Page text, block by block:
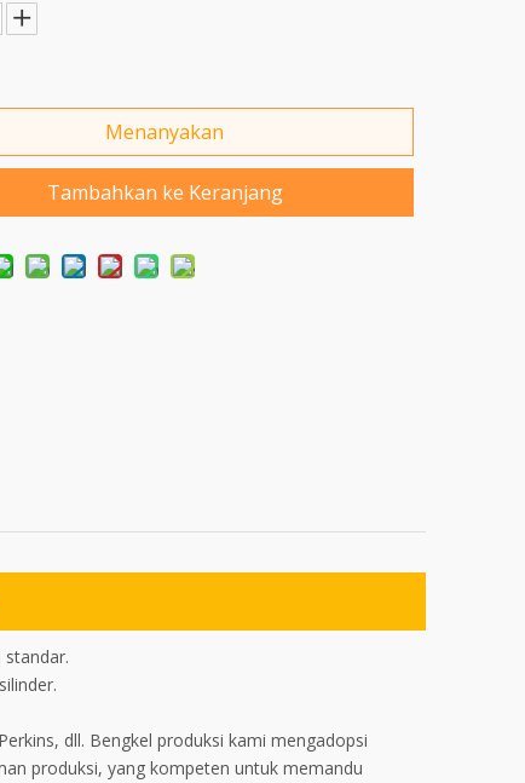
Menanyakan
Tambahkan ke Keranjang
dll. Bengkel produksi kami mengadopsi
produksi, yang kompeten untuk memandu